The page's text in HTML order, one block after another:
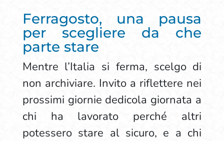
Ferragosto, una pausa
per scegliere da che
parte stare
Mentre l’Italia si ferma, scelgo di
non archiviare. Invito a riflettere nei
prossimi giornie dedicola giornata a
chi ha lavorato perché altri
potessero stare al sicuro, e a chi